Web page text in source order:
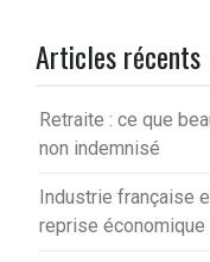
Articles récents
Retraite : ce que
non indemnisé
Industrie française
reprise économique